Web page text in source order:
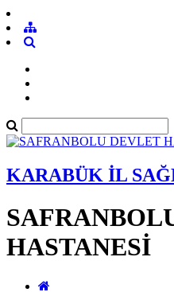
KARABÜK İL
HASTANESİ